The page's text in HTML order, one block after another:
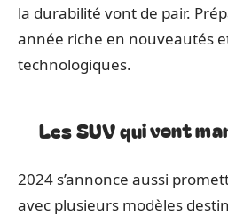
la durabilité vont de pair.
année riche en nouveautés
technologiques.
Les SUV qui vont
2024 s’annonce aussi
avec plusieurs modèles